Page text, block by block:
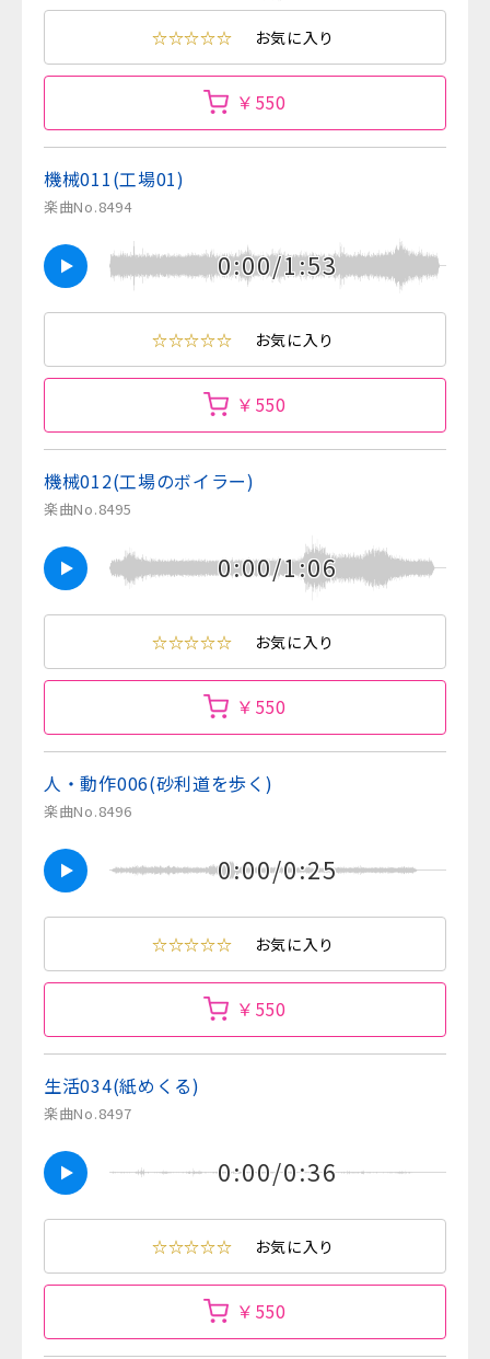
☆☆☆☆☆ お気に入り
￥550
機械011(工場01)
楽曲No.8494
0:00/1:53
☆☆☆☆☆ お気に入り
￥550
機械012(工場のボイラー)
楽曲No.8495
0:00/1:06
☆☆☆☆☆ お気に入り
￥550
人・動作006(砂利道を歩く)
楽曲No.8496
0:00/0:25
☆☆☆☆☆ お気に入り
￥550
生活034(紙めくる)
楽曲No.8497
0:00/0:36
☆☆☆☆☆ お気に入り
￥550